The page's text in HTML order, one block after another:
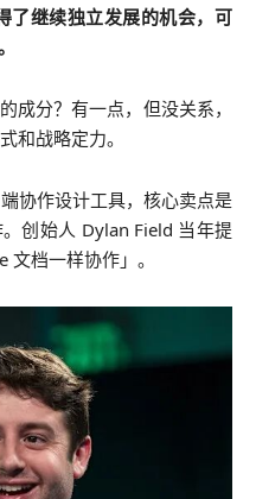
了继续独立发展的机会，可
成分？有一点，但没关系，
和战略定力。
协作设计工具，核心卖点是
创始人 Dylan Field 当年提
档一样协作」。